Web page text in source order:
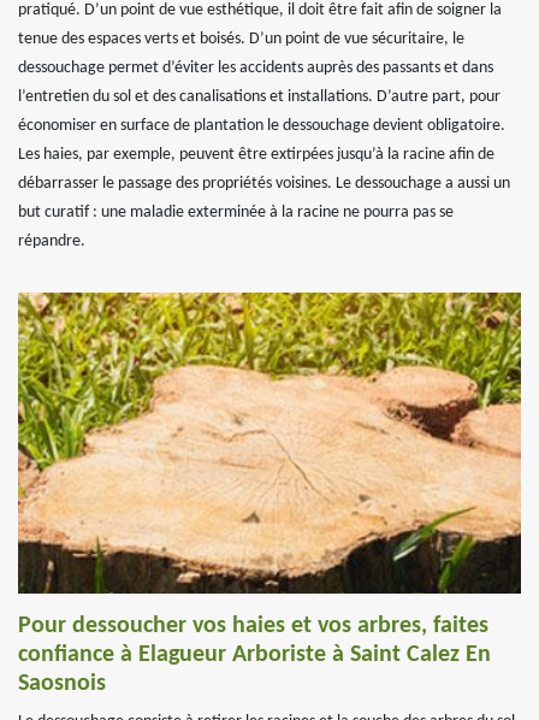
pratiqué. D’un point de vue esthétique, il doit être fait afin de soigner la
tenue des espaces verts et boisés. D’un point de vue sécuritaire, le
dessouchage permet d’éviter les accidents auprès des passants et dans
l’entretien du sol et des canalisations et installations. D’autre part, pour
économiser en surface de plantation le dessouchage devient obligatoire.
Les haies, par exemple, peuvent être extirpées jusqu’à la racine afin de
débarrasser le passage des propriétés voisines. Le dessouchage a aussi un
but curatif : une maladie exterminée à la racine ne pourra pas se
répandre.
Pour dessoucher vos haies et vos arbres, faites
confiance à Elagueur Arboriste à Saint Calez En
Saosnois